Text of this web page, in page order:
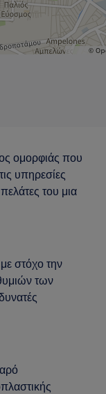
ομορφιάς που
υπηρεσίες
του μια
στόχο την
των